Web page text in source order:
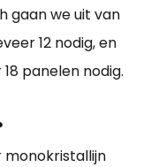
gaan we uit van
12 nodig, en
panelen nodig.
monokristallijn